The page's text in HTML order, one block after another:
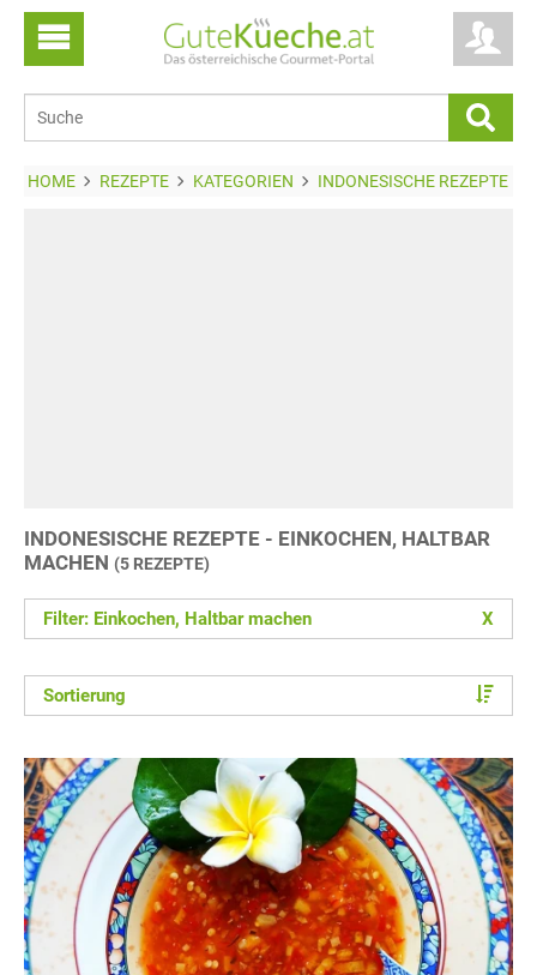
HOME REZEPTE KATEGORIEN INDONESISCHE REZEPTE
INDONESISCHE REZEPTE - EINKOCHEN, HALTBAR
MACHEN (5 REZEPTE)
Filter: Einkochen, Haltbar machen X
Sortierung